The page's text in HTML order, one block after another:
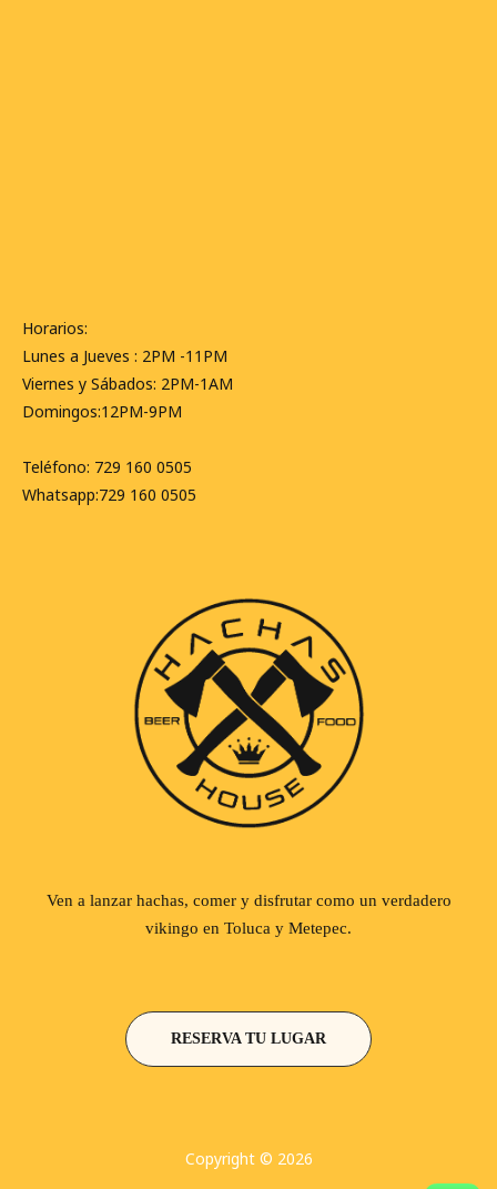
Horarios:
Lunes a Jueves : 2PM -11PM
Viernes y Sábados: 2PM-1AM
Domingos:12PM-9PM
Teléfono: 729 160 0505
Whatsapp:729 160 0505
Ven a lanzar hachas, comer y disfrutar como un verdadero
vikingo en Toluca y Metepec.
RESERVA TU LUGAR
Copyright © 2026